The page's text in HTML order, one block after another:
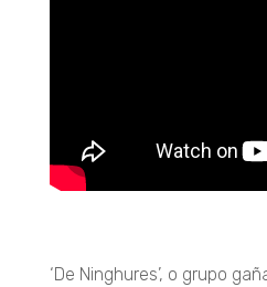
‘De Ninghures’, o grupo